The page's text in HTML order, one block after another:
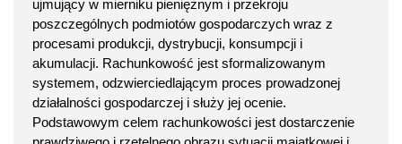
ujmujący w mierniku pieniężnym i przekroju
poszczególnych podmiotów gospodarczych wraz z
procesami produkcji, dystrybucji, konsumpcji i
akumulacji. Rachunkowość jest sformalizowanym
systemem, odzwierciedlającym proces prowadzonej
działalności gospodarczej i służy jej ocenie.
Podstawowym celem rachunkowości jest dostarczenie